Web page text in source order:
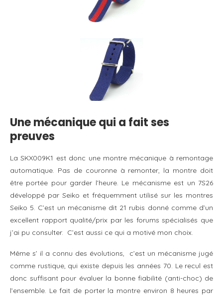
Une mécanique qui a fait ses
preuves
La SKX009K1 est donc une montre mécanique à remontage
automatique. Pas de couronne à remonter, la montre doit
être portée pour garder l’heure. Le mécanisme est un 7S26
développé par Seiko et fréquemment utilisé sur les montres
Seiko 5. C’est un mécanisme dit 21 rubis donné comme d’un
excellent rapport qualité/prix par les forums spécialisés que
j’ai pu consulter. C’est aussi ce qui a motivé mon choix.
Même s’ il a connu des évolutions, c’est un mécanisme jugé
comme rustique, qui existe depuis les années 70. Le recul est
donc suffisant pour évaluer la bonne fiabilité (anti-choc) de
l’ensemble. Le fait de porter la montre environ 8 heures par